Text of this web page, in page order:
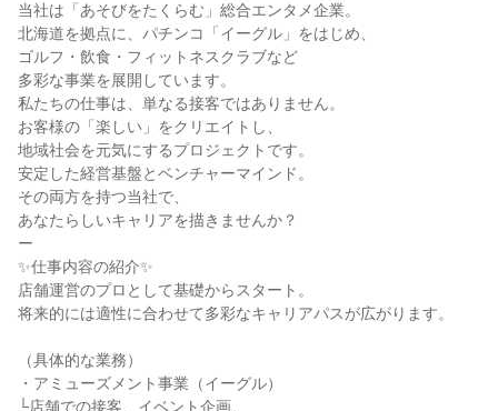
当社は「あそびをたくらむ」総合エンタメ企業。
北海道を拠点に、パチンコ「イーグル」をはじめ、
ゴルフ・飲食・フィットネスクラブなど
多彩な事業を展開しています。
私たちの仕事は、単なる接客ではありません。
お客様の「楽しい」をクリエイトし、
地域社会を元気にするプロジェクトです。
安定した経営基盤とベンチャーマインド。
その両方を持つ当社で、
あなたらしいキャリアを描きませんか？
ー
✨仕事内容の紹介✨
店舗運営のプロとして基礎からスタート。
将来的には適性に合わせて多彩なキャリアパスが広がります。
（具体的な業務）
・アミューズメント事業（イーグル）
└店舗での接客、イベント企画、